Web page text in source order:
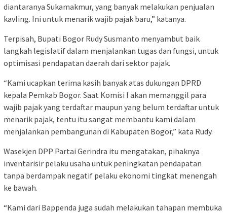
diantaranya Sukamakmur, yang banyak melakukan penjualan
kavling. Ini untuk menarik wajib pajak baru,” katanya.
Terpisah, Bupati Bogor Rudy Susmanto menyambut baik
langkah legislatif dalam menjalankan tugas dan fungsi, untuk
optimisasi pendapatan daerah dari sektor pajak.
“Kami ucapkan terima kasih banyak atas dukungan DPRD
kepala Pemkab Bogor. Saat Komisi I akan memanggil para
wajib pajak yang terdaftar maupun yang belum terdaftar untuk
menarik pajak, tentu itu sangat membantu kami dalam
menjalankan pembangunan di Kabupaten Bogor,” kata Rudy.
Wasekjen DPP Partai Gerindra itu mengatakan, pihaknya
inventarisir pelaku usaha untuk peningkatan pendapatan
tanpa berdampak negatif pelaku ekonomi tingkat menengah
ke bawah.
“Kami dari Bappenda juga sudah melakukan tahapan membuka